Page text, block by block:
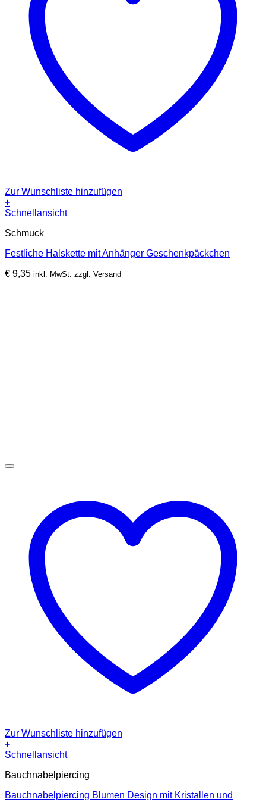
Zur Wunschliste hinzufügen
+
Schnellansicht
Schmuck
Festliche Halskette mit Anhänger Geschenkpäckchen
€ 9,35 inkl. MwSt. zzgl. Versand
Zur Wunschliste hinzufügen
+
Schnellansicht
Bauchnabelpiercing
Bauchnabelpiercing Blumen Design mit Kristallen und